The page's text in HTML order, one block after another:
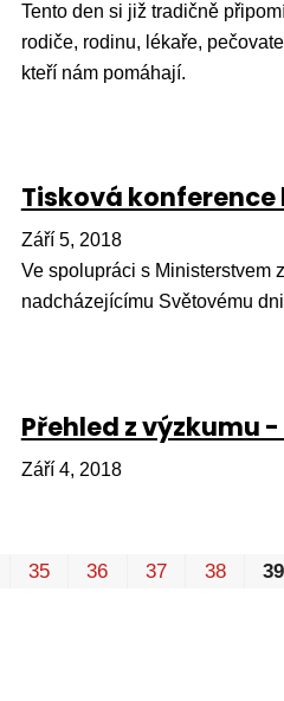
Tento den si již tradičně
rodiče, rodinu, lékaře,
kteří nám pomáhají.
Tisková konference
Září 5, 2018
Ve spolupráci s Ministerstvem
nadcházejícímu Světovému
Přehled z výzkumu -
Září 4, 2018
35 36 37 38 39